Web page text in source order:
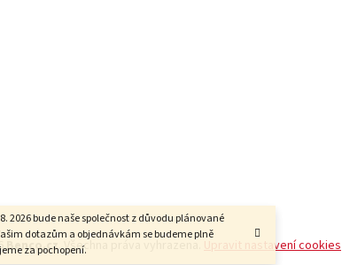
2026 bude naše společnost z důvodu plánované
dotazům a objednávkám se budeme plně
za pochopení.
Benco.cz. Všechna práva vyhrazena. Upravit nastavení cookies